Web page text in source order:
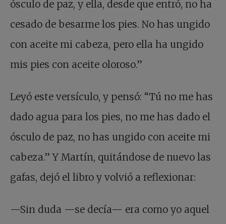
ósculo de paz, y ella, desde que entró, no ha
cesado de besarme los pies. No has ungido
con aceite mi cabeza, pero ella ha ungido
mis pies con aceite oloroso.”
Leyó este versículo, y pensó: “Tú no me has
dado agua para los pies, no me has dado el
ósculo de paz, no has ungido con aceite mi
cabeza.” Y Martín, quitándose de nuevo las
gafas, dejó el libro y volvió a reflexionar:
—Sin duda —se decía— era como yo aquel